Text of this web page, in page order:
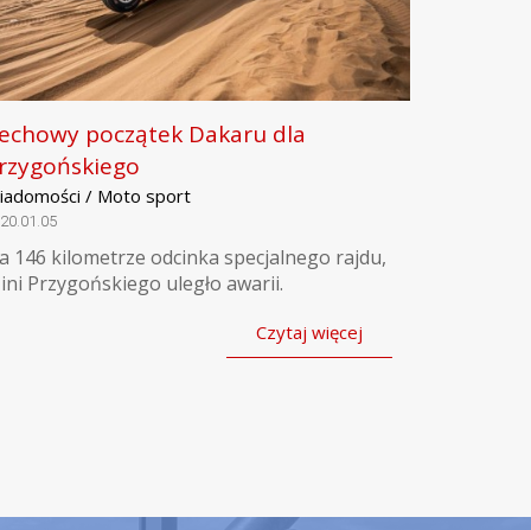
początek Dakaru dla
/ Moto sport
146 kilometrze odcinka specjalnego rajdu,
Przygońskiego uległo awarii.
Czytaj więcej